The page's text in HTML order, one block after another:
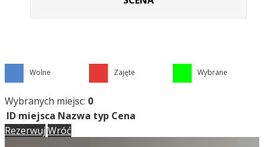
Wolne Zajęte Wybrane
Wybranych miejsc: 0
ID miejsca Nazwa typ Cena
Rezerwuj Wróć